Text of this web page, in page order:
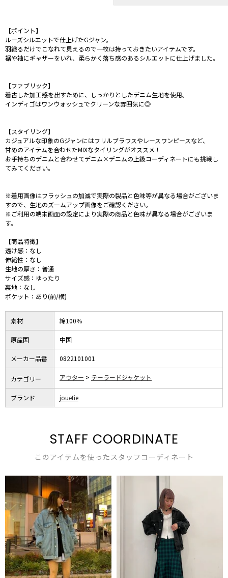
【ポイント】
ルーズシルエットで仕上げたGジャン。
羽織るだけでこなれて見えるので一枚は持っておきたいアイテムです。
裾や袖にギャザーをいれ、柔らかく落ち感のあるシルエットに仕上げました。
【ファブリック】
着古した加工感を出すために、しっかりとしたデニム生地を使用。
インディゴはワンウォッシュでクリーンな雰囲気に◎
【スタイリング】
カジュアルな印象のGジャンにはフリルブラウスやレースワンピースなど、
甘めのアイテムを合わせたMIXなタイリングがオススメ！
お手持ちのデニムと合わせてデニム×デニムの上級コーディネートにも挑戦し
てみてください。
※着用画像はフラッシュの加減で実際の製品と色味等が異なる場合がございま
すので、生地のズームアップ画像をご確認ください。
※ご利用の端末画面の設定により実際の商品と色味が異なる場合がございま
す。
【商品特徴】
透け感：なし
伸縮性：なし
生地の厚さ：普通
サイズ感：ゆったり
裏地：なし
ポケット：あり(前/横)
素材 綿100％
原産国 中国
メーカー品番 0822101001
カテゴリー アウター テーラードジャケット
ブランド jouetie
STAFF COORDINATE
このアイテムを使ったスタッフコーディネート